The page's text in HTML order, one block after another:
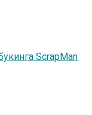
ScrapMan